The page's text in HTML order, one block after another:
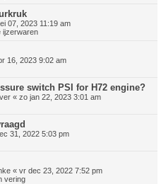
07, 2023 11:19 am
ijzerwaren
16, 2023 9:02 am
switch PSI for H72 engine?
« zo jan 22, 2023 3:01 am
31, 2022 5:03 pm
« vr dec 23, 2022 7:52 pm
vering